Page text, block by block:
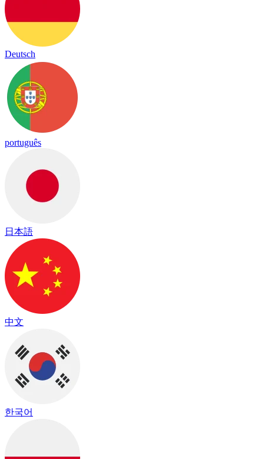
Deutsch
português
日本語
中文
한국어